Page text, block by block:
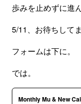
歩みを止めずに進
5/11、お待ちしてま
フォームは下に。
では。
Monthly Mu & New